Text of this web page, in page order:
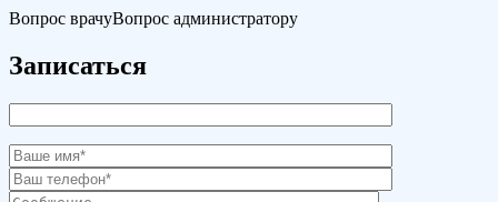
Вопрос врачуВопрос администратору
Записаться